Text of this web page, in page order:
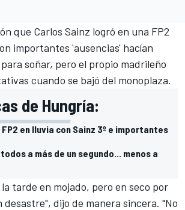
que Carlos Sainz logró en una FP2
importantes 'ausencias' hacían
soñar, pero el propio madrileño
cuando se bajó del monoplaza.
de Hungría:
en lluvia con Sainz 3º e importantes
a más de un segundo... menos a
tarde en mojado, pero en seco por
desastre", dijo de manera sincera. "No